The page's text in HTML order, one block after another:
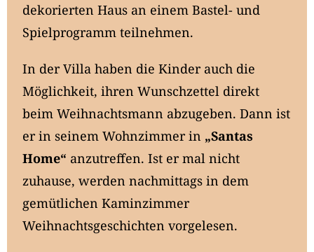
dekorierten Haus an einem Bastel- und
Spielprogramm teilnehmen.
In der Villa haben die Kinder auch die
Möglichkeit, ihren Wunschzettel direkt
beim Weihnachtsmann abzugeben. Dann ist
er in seinem Wohnzimmer in „Santas
Home“ anzutreffen. Ist er mal nicht
zuhause, werden nachmittags in dem
gemütlichen Kaminzimmer
Weihnachtsgeschichten vorgelesen.